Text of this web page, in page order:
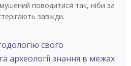
поводитися так, ніби за
завжди.
свого
археології знання в межах